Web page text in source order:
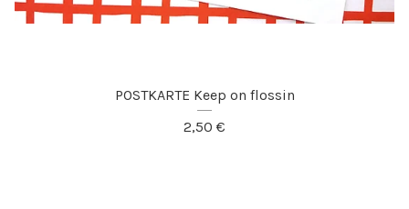
POSTKARTE Keep on flossin
2,50 €